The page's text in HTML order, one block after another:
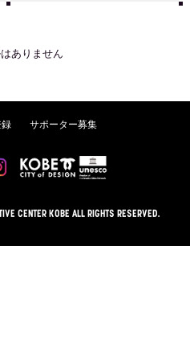
ありません
サポーター募集
CENTER KOBE ALL RIGHTS RESERVED.